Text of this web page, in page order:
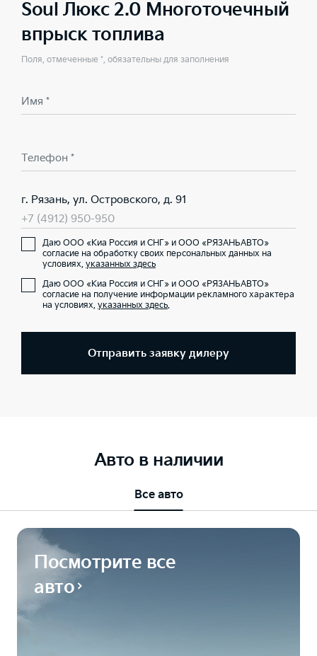
Soul Люкс 2.0 Многоточечный
впрыск топлива
Поля, отмеченные *, обязательны для заполнения
Имя *
Телефон *
г. Рязань, ул. Островского, д. 91
+7 (4912) 950-950
Даю ООО «Киа Россия и СНГ» и ООО «РЯЗАНЬАВТО»
согласие на обработку своих персональных данных на
условиях, указанных здесь
Даю ООО «Киа Россия и СНГ» и ООО «РЯЗАНЬАВТО»
согласие на получение информации рекламного характера
на условиях, указанных здесь.
Отправить заявку дилеру
Авто в наличии
Все авто
Посмотрите все
авто